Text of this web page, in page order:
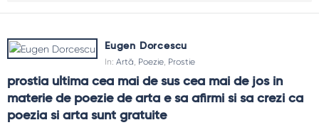
Eugen Dorcescu
In: Artă, Poezie, Prostie
prostia ultima cea mai de sus cea mai de jos in
materie de poezie de arta e sa afirmi si sa crezi ca
poezia si arta sunt gratuite